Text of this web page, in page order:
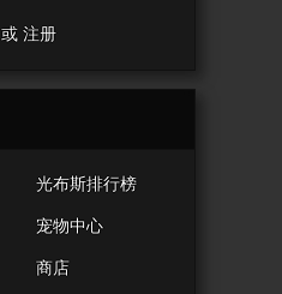
或 注册
光布斯排行榜
宠物中心
商店